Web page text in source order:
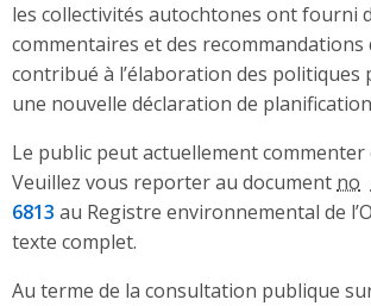
les collectivités autochtones ont fourni
commentaires et des
contribué à l’élaboration des
une nouvelle déclaration de
Le public peut actuellement commenter
Veuillez vous reporter au document no
6813 au Registre environnemental de
texte complet.
Au terme de la consultation publique